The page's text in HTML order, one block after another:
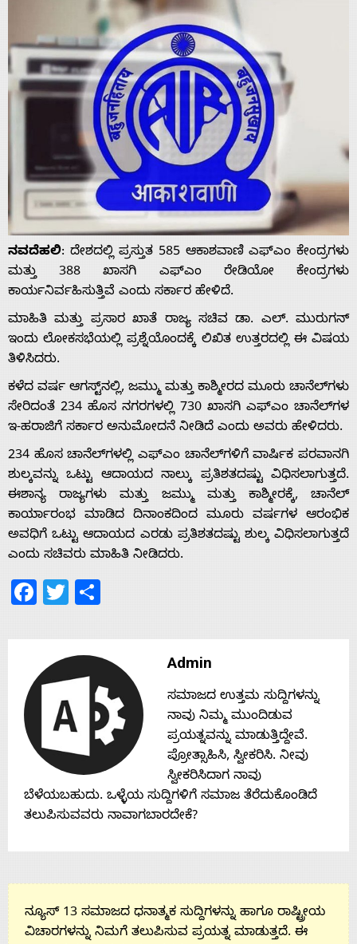
Home
About
Us
Advertise
With
Contact
Us
ನವದೆಹಲಿ: ದೇಶದಲ್ಲಿ ಪ್ರಸ್ತುತ 585 ಆಕಾಶವಾಣಿ ಎಫ್‌ಎಂ ಕೇಂದ್ರಗಳು
ಮತ್ತು 388 ಖಾಸಗಿ ಎಫ್‌ಎಂ ರೇಡಿಯೋ ಕೇಂದ್ರಗಳು
ಕಾರ್ಯನಿರ್ವಹಿಸುತ್ತಿವೆ ಎಂದು ಸರ್ಕಾರ ಹೇಳಿದೆ.
ಮಾಹಿತಿ ಮತ್ತು ಪ್ರಸಾರ ಖಾತೆ ರಾಜ್ಯ ಸಚಿವ ಡಾ. ಎಲ್. ಮುರುಗನ್
ಇಂದು ಲೋಕಸಭೆಯಲ್ಲಿ ಪ್ರಶ್ನೆಯೊಂದಕ್ಕೆ ಲಿಖಿತ ಉತ್ತರದಲ್ಲಿ ಈ ವಿಷಯ
ತಿಳಿಸಿದರು.
ಕಳೆದ ವರ್ಷ ಆಗಸ್ಟ್‌ನಲ್ಲಿ, ಜಮ್ಮು ಮತ್ತು ಕಾಶ್ಮೀರದ ಮೂರು ಚಾನೆಲ್‌ಗಳು
ಸೇರಿದಂತೆ 234 ಹೊಸ ನಗರಗಳಲ್ಲಿ 730 ಖಾಸಗಿ ಎಫ್‌ಎಂ ಚಾನೆಲ್‌ಗಳ
ಇ-ಹರಾಜಿಗೆ ಸರ್ಕಾರ ಅನುಮೋದನೆ ನೀಡಿದೆ ಎಂದು ಅವರು ಹೇಳಿದರು.
234 ಹೊಸ ಚಾನೆಲ್‌ಗಳಲ್ಲಿ ಎಫ್‌ಎಂ ಚಾನೆಲ್‌ಗಳಿಗೆ ವಾರ್ಷಿಕ ಪರವಾನಗಿ
ಶುಲ್ಕವನ್ನು ಒಟ್ಟು ಆದಾಯದ ನಾಲ್ಕು ಪ್ರತಿಶತದಷ್ಟು ವಿಧಿಸಲಾಗುತ್ತದೆ.
ಈಶಾನ್ಯ ರಾಜ್ಯಗಳು ಮತ್ತು ಜಮ್ಮು ಮತ್ತು ಕಾಶ್ಮೀರಕ್ಕೆ, ಚಾನೆಲ್
ಕಾರ್ಯಾರಂಭ ಮಾಡಿದ ದಿನಾಂಕದಿಂದ ಮೂರು ವರ್ಷಗಳ ಆರಂಭಿಕ
ಅವಧಿಗೆ ಒಟ್ಟು ಆದಾಯದ ಎರಡು ಪ್ರತಿಶತದಷ್ಟು ಶುಲ್ಕ ವಿಧಿಸಲಾಗುತ್ತದೆ
ಎಂದು ಸಚಿವರು ಮಾಹಿತಿ ನೀಡಿದರು.
Facebook
Twitter
Admin
ಸಮಾಜದ ಉತ್ತಮ ಸುದ್ದಿಗಳನ್ನು
ನಾವು ನಿಮ್ಮ ಮುಂದಿಡುವ
ಪ್ರಯತ್ನವನ್ನು ಮಾಡುತ್ತಿದ್ದೇವೆ.
ಪ್ರೋತ್ಸಾಹಿಸಿ, ಸ್ವೀಕರಿಸಿ. ನೀವು
ಸ್ವೀಕರಿಸಿದಾಗ ನಾವು
ಬೆಳೆಯಬಹುದು. ಒಳ್ಳೆಯ ಸುದ್ದಿಗಳಿಗೆ ಸಮಾಜ ತೆರೆದುಕೊಂಡಿದೆ
ತಲುಪಿಸುವವರು ನಾವಾಗಬಾರದೇಕೆ?
ನ್ಯೂಸ್ 13 ಸಮಾಜದ ಧನಾತ್ಮಕ ಸುದ್ದಿಗಳನ್ನು ಹಾಗೂ ರಾಷ್ಟ್ರೀಯ
ವಿಚಾರಗಳನ್ನು ನಿಮಗೆ ತಲುಪಿಸುವ ಪ್ರಯತ್ನ ಮಾಡುತ್ತದೆ. ಈ